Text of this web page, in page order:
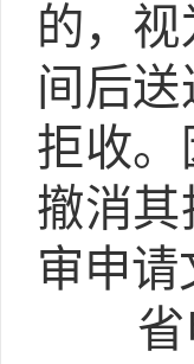
的，
间后
拒收
撤消
审申